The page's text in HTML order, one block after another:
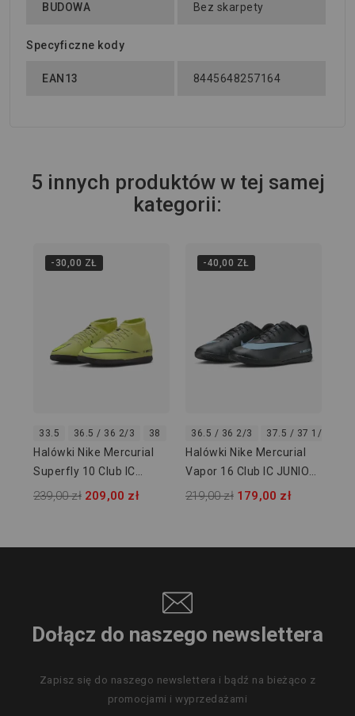
BUDOWA Bez skarpety
Specyficzne kody
EAN13 8445648257164
5 innych produktów w tej samej
kategorii:
-30,00 ZŁ
33.5 36.5 / 36 2/3 38
Halówki Nike Mercurial
Superfly 10 Club IC
JUNIOR FQ8320-300
239,00 zł 209,00 zł
-40,00 ZŁ
36.5 / 36 2/3 37.5 / 37 1/3
Halówki Nike Mercurial
Vapor 16 Club IC JUNIOR
FQ8289-001
219,00 zł 179,00 zł
Dołącz do naszego newslettera
Zapisz się do naszego newslettera i bądź na bieżąco z
promocjami i wyprzedażami